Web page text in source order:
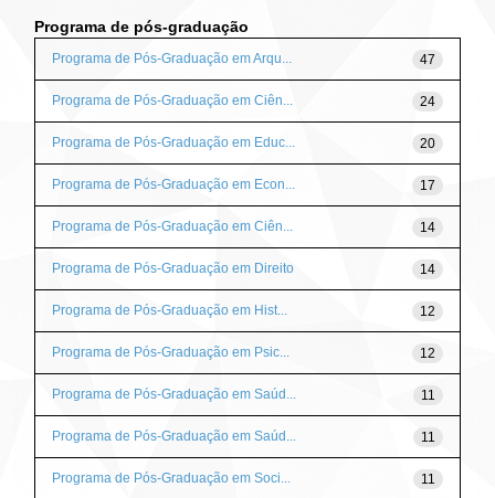
Programa de pós-graduação
47
Programa de Pós-Graduação em Arqu...
24
Programa de Pós-Graduação em Ciên...
20
Programa de Pós-Graduação em Educ...
17
Programa de Pós-Graduação em Econ...
14
Programa de Pós-Graduação em Ciên...
14
Programa de Pós-Graduação em Direito
12
Programa de Pós-Graduação em Hist...
12
Programa de Pós-Graduação em Psic...
11
Programa de Pós-Graduação em Saúd...
11
Programa de Pós-Graduação em Saúd...
11
Programa de Pós-Graduação em Soci...